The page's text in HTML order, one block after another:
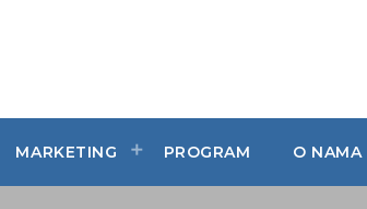
MARKETING PROGRAM O NAMA